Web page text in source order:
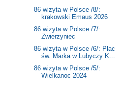
86 wizyta w Polsce /8/:
krakowski Emaus 2026
86 wizyta w Polsce /7/:
Zwierzyniec
86 wizyta w Polsce /6/: Plac
św. Marka w Lubyczy K...
86 wizyta w Polsce /5/:
Wielkanoc 2024